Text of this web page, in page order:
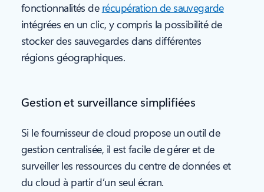
fonctionnalités de récupération de sauvegarde
intégrées en un clic, y compris la possibilité de
stocker des sauvegardes dans différentes
régions géographiques.
Gestion et surveillance simplifiées
Si le fournisseur de cloud propose un outil de
gestion centralisée, il est facile de gérer et de
surveiller les ressources du centre de données et
du cloud à partir d’un seul écran.